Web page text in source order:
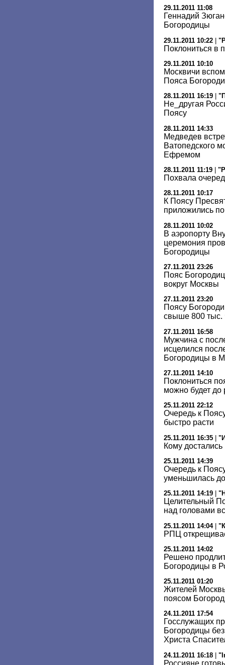
29.11.2011 11:08
Геннадий
Богородицы
29.11.2011 10:22 |
Поклониться в
29.11.2011 10:10
Москвичи
Пояса
28.11.2011 16:19
Не_другая
Поясу
28.11.2011 14:33
Медведев
Ватопедского
Ефремом
28.11.2011 11:19
Похвала
28.11.2011 10:17
К Поясу
приложились
28.11.2011 10:02
В аэропорту
церемония
Богородицы
27.11.2011 23:26
Пояс
вокруг Москвы
27.11.2011 23:20
Поясу
свыше 800 тыс.
27.11.2011 16:58
Мужчина с
исцелился
Богородицы в
27.11.2011 14:10
Поклониться
можно будет до
25.11.2011 22:12
Очередь к
быстро расти
25.11.2011 16:35 |
Кому достались
25.11.2011 14:39
Очередь к
уменьшилась
25.11.2011 14:19
Целительный
над головами
25.11.2011 14:04|
РПЦ
25.11.2011 14:02
Решено
Богородицы в
25.11.2011 01:20
Жителей
поясом
24.11.2011 17:54
Госслужащих
Богородицы
Христа
24.11.2011 16:18
Россияне